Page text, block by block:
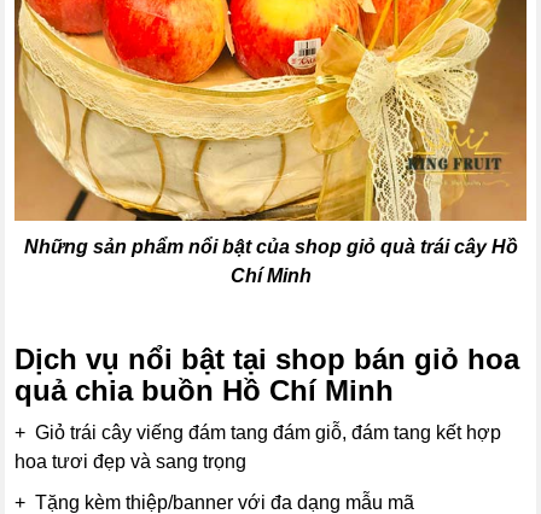
Những sản phẩm nổi bật của shop giỏ quà trái cây Hồ
Chí Minh
Dịch vụ nổi bật tại shop bán giỏ hoa
quả chia buồn Hồ Chí Minh
+ Giỏ trái cây viếng đám tang đám giỗ, đám tang kết hợp
hoa tươi đẹp và sang trọng
+ Tặng kèm thiệp/banner với đa dạng mẫu mã